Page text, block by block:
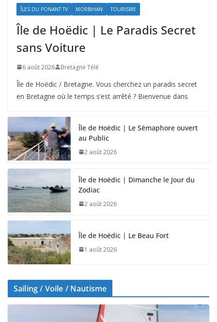
ÎLES DU PONANT TV MORBIHAN TOURISME
Île de Hoëdic | Le Paradis Secret
sans Voiture
6 août 2026 Bretagne Télé
Île de Hoëdic / Bretagne. Vous cherchez un paradis secret
en Bretagne où le temps s’est arrêté ? Bienvenue dans
Île de Hoëdic | Le Sémaphore ouvert
au Public
2 août 2026
Île de Hoëdic | Dimanche le Jour du
Zodiac
2 août 2026
Île de Hoëdic | Le Beau Fort
1 août 2026
Sailing / Voile / Nautisme